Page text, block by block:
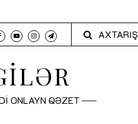
AXTARIŞ
ONLAYN QƏZET